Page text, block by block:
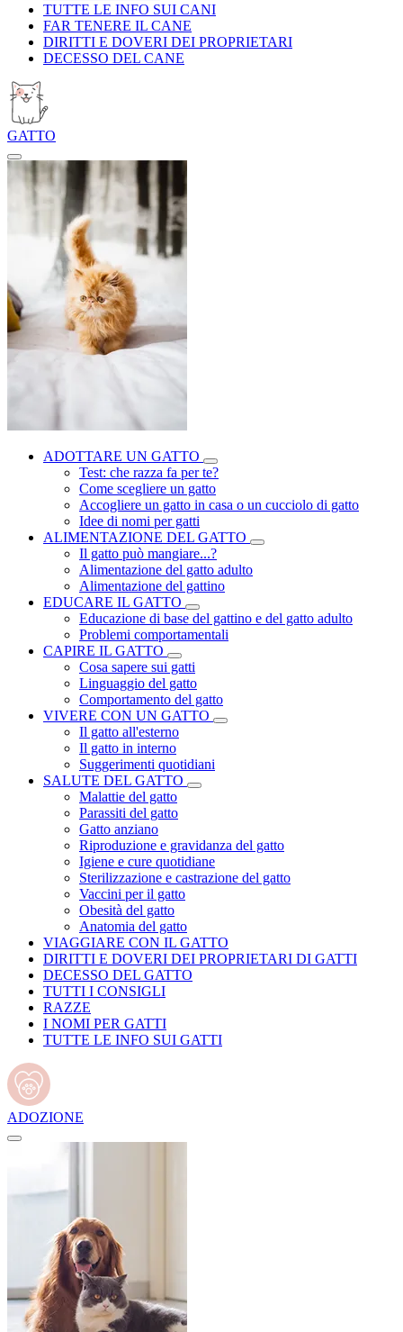
TUTTE LE INFO SUI CANI
FAR TENERE IL CANE
DIRITTI E DOVERI DEI PROPRIETARI
DECESSO DEL CANE
GATTO
ADOTTARE UN GATTO
Test: che razza fa per te?
Come scegliere un gatto
Accogliere un gatto in casa o un cucciolo di gatto
Idee di nomi per gatti
ALIMENTAZIONE DEL GATTO
Il gatto può mangiare...?
Alimentazione del gatto adulto
Alimentazione del gattino
EDUCARE IL GATTO
Educazione di base del gattino e del gatto adulto
Problemi comportamentali
CAPIRE IL GATTO
Cosa sapere sui gatti
Linguaggio del gatto
Comportamento del gatto
VIVERE CON UN GATTO
Il gatto all'esterno
Il gatto in interno
Suggerimenti quotidiani
SALUTE DEL GATTO
Malattie del gatto
Parassiti del gatto
Gatto anziano
Riproduzione e gravidanza del gatto
Igiene e cure quotidiane
Sterilizzazione e castrazione del gatto
Vaccini per il gatto
Obesità del gatto
Anatomia del gatto
VIAGGIARE CON IL GATTO
DIRITTI E DOVERI DEI PROPRIETARI DI GATTI
DECESSO DEL GATTO
TUTTI I CONSIGLI
RAZZE
I NOMI PER GATTI
TUTTE LE INFO SUI GATTI
ADOZIONE